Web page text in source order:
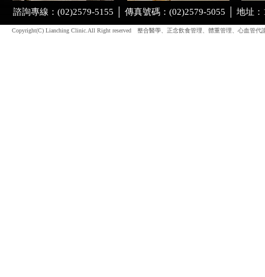
【經濟日報】正念飲食興起 醫師：有效調整體態
【關鍵評論】早午餐好邪惡?! 醫師：高熱量地雷多盲目吃易肥 學會「
諮詢專線：(02)2579-5155 │ 傳真號碼：(02)2579-5055 │ 地址
Copyright(C) Lianching Clinic.All Right reserved 整合醫學、正念飲食管理、體重管理、心血管